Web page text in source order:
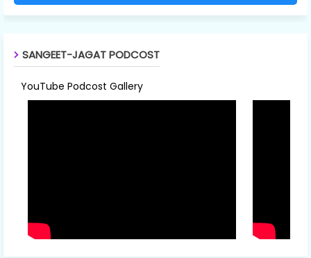
SANGEET-JAGAT PODCOST
YouTube Podcost Gallery